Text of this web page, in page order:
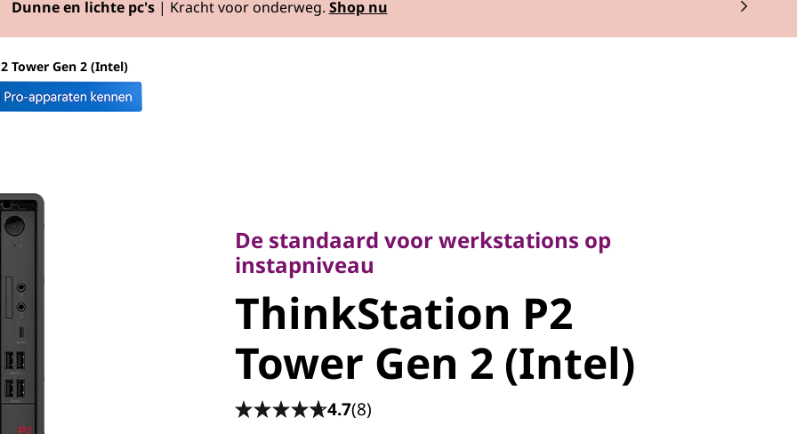
Dunne en lichte pc's| Kracht voor onderweg. Shop nu
Tower Gen 2 (Intel)
ThinkStation P2
Tower Gen 2 (Intel)
De standaard voor werkstations op
instapniveau
ThinkStation P2
Tower Gen 2 (Intel)
4.7(8)